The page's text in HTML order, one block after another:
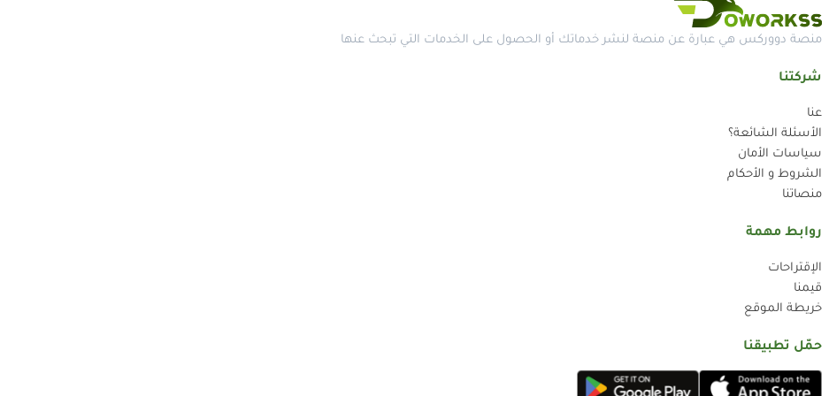
منصة دووركس هي عبارة عن منصة لنشر خدماتك أو الحصول على الخدمات التي تبحث عنها
شركتنا
عنا
الأسئلة الشائعة؟
سياسات الأمان
الشروط و الأحكام
منصاتنا
روابط مهمة
الإقتراحات
قيمنا
خريطة الموقع
حمّل تطبيقنا